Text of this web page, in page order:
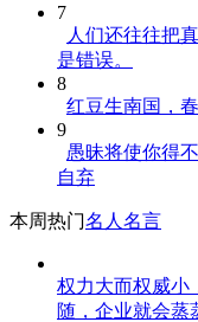
7
人们还往往把
是错误。
8
红豆生南国，
9
愚昧将使你得
自弃
本周热门名人名言
权力大而权威小
随，企业就会蒸